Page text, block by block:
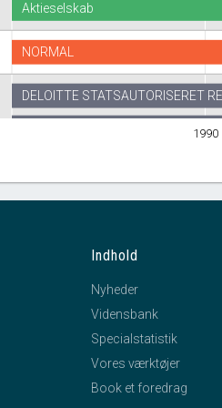
1990
Aktieselskab
NORMAL
DELOITTE STATSAUTORISERET
K P M G C JESPERSEN ÅRHUS I/S
Indhold
Nyheder
Vidensbank
Specialstatistik
Vores værktøjer
Book et foredrag